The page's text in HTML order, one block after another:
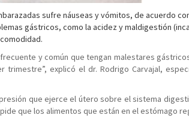
sufre náuseas y vómitos, de acuerdo
gástricos, como la acidez y maldigestión
y común que tengan malestares
explicó el dr. Rodrigo Carvajal,
que ejerce el útero sobre el sistema
que los alimentos que están en el estómago